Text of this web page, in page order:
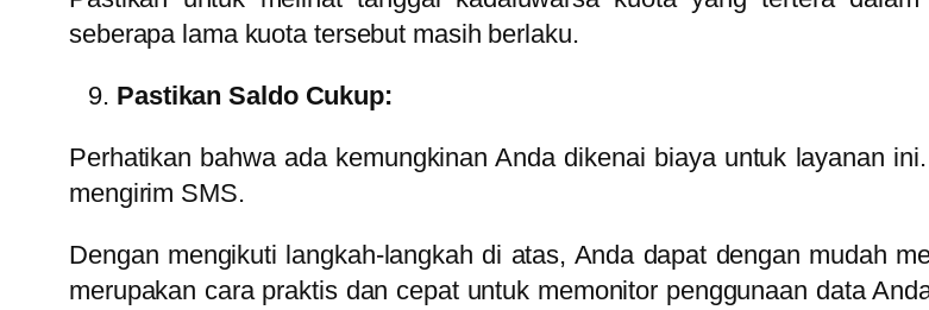
seberapa lama kuota tersebut masih berlaku.
Pastikan Saldo Cukup:
Perhatikan bahwa ada kemungkinan Anda dikenai biaya untuk layanan
mengirim SMS.
Dengan mengikuti langkah-langkah di atas, Anda dapat dengan mudah
merupakan cara praktis dan cepat untuk memonitor penggunaan data